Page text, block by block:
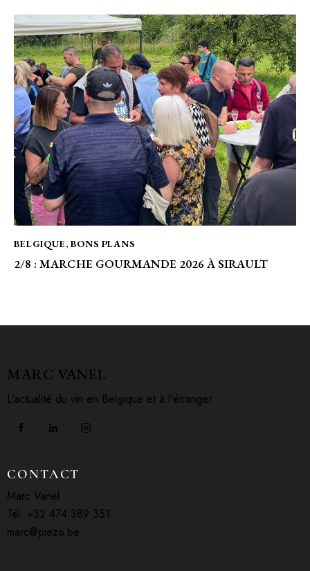
BELGIQUE,BONS PLANS
2/8 : MARCHE GOURMANDE 2026 À SIRAULT
MARC VANEL
L'actualité du vin en Belgique et à l'étranger
CONTACT
Marc Vanel
Tél. +32 474 389 351
marc@piezo.be